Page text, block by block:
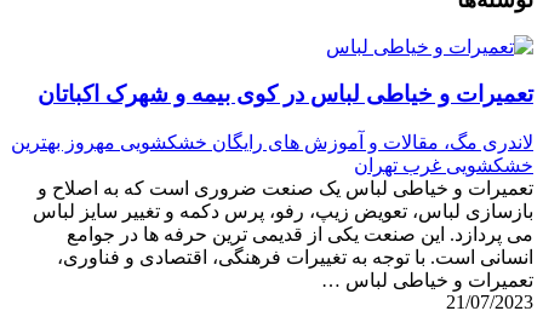
تعمیرات و خیاطی لباس در کوی بیمه و شهرک اکباتان
لاندری مگ، مقالات و آموزش های رایگان خشکشویی مهروز بهترین
خشکشویی غرب تهران
تعمیرات و خیاطی لباس یک صنعت ضروری است که به اصلاح و
بازسازی لباس، تعویض زیپ، رفو، پرس دکمه و تغییر سایز لباس
می پردازد. این صنعت یکی از قدیمی ترین حرفه ها در جوامع
انسانی است. با توجه به تغییرات فرهنگی، اقتصادی و فناوری،
تعمیرات و خیاطی لباس …
21/07/2023